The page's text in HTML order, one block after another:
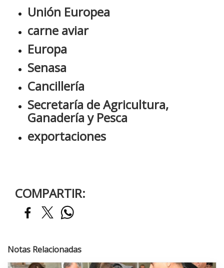
Unión Europea
carne aviar
Europa
Senasa
Cancillería
Secretaría de Agricultura,
Ganadería y Pesca
exportaciones
COMPARTIR:
Notas Relacionadas